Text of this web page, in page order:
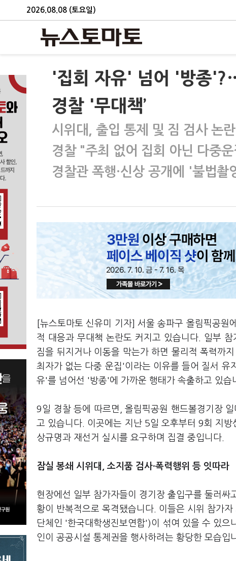
2026.08.08 (토요일)
'집회 자유' 넘어 '방종
경찰 '무대책’
시위대, 출입 통제 및 짐 검사 논
경찰 "주최 없어 집회 아닌 다중
경찰관 폭행·신상 공개에 '불법촬
[뉴스토마토 신유미 기자] 서울 송파구 올림픽공원
적 대응과 무대책 논란도 커지고 있습니다. 일부
짐을 뒤지거나 이동을 막는가 하면 물리적 폭력까
최자가 없는 다중 운집'이라는 이유를 들어 질서
유'를 넘어선 '방종'에 가까운 행태가 속출하고 있습
9일 경찰 등에 따르면, 올림픽공원 핸드볼경기장
고 있습니다. 이곳에는 지난 5일 오후부터 9회 지
상규명과 재선거 실시를 요구하며 집결 중입니다.
잠실 봉쇄 시위대, 소지품 검사·폭력행위 등 잇따라
현장에선 일부 참가자들이 경기장 출입구를 둘러
황이 반복적으로 목격됐습니다. 이들은 시위 참가
단체인 '한국대학생진보연합')이 섞여 있을 수 있
인이 공공시설 통제권을 행사하려는 황당한 모습입